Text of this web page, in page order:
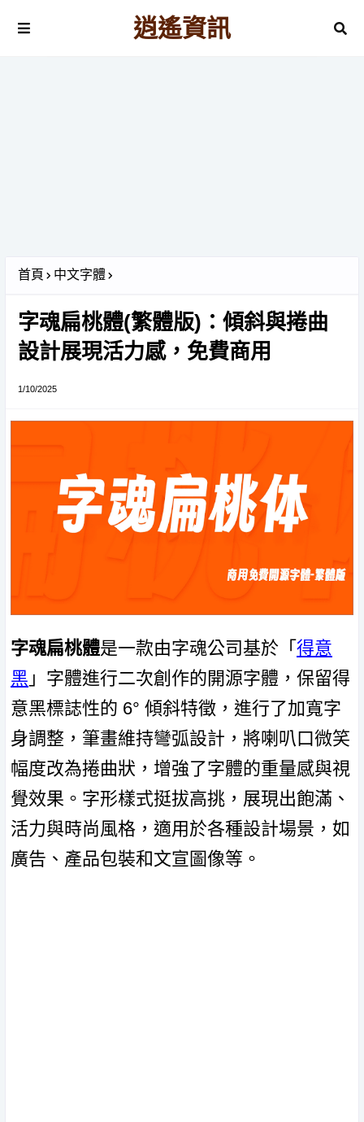
逍遙資訊
首頁 中文字體
字魂扁桃體(繁體版)：傾斜與捲曲
設計展現活力感，免費商用
1/10/2025
字魂扁桃體是一款由字魂公司基於「 得意
黑 」字體進行二次創作的開源字體，保留得
意黑標誌性的 6° 傾斜特徵，進行了加寬字
身調整，筆畫維持彎弧設計，將喇叭口微笑
幅度改為捲曲狀，增強了字體的重量感與視
覺效果。字形樣式挺拔高挑，展現出飽滿、
活力與時尚風格，適用於各種設計場景，如
廣告、產品包裝和文宣圖像等。